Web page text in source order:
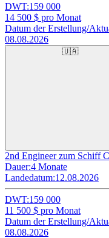
DWT:159 000
14 500 $ pro Monat
Datum der Erstellung/
08.08.2026
🇺🇦
2nd Engineer zum Schiff
Dauer:4 Monate
Landedatum:12.08.2026
DWT:159 000
11 500 $ pro Monat
Datum der Erstellung/
08.08.2026